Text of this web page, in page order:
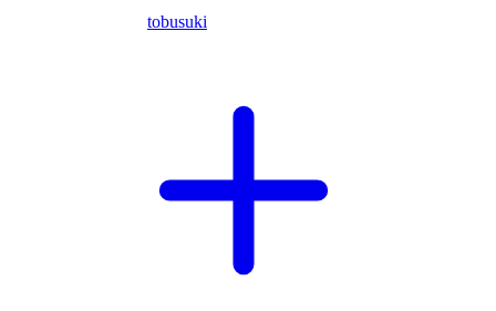
tobusuki